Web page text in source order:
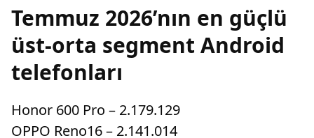
Temmuz 2026’nın en güçlü
üst-orta segment Android
telefonları
Honor 600 Pro – 2.179.129
OPPO Reno16 – 2.141.014